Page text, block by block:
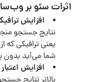
اثرات سئو بر
افزایش
نتایج جستجو
یعنی ترافیکی که
شما می‌آید بدون
افزایش